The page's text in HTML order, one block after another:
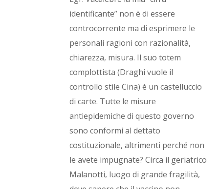
identificante” non è di essere
controcorrente ma di esprimere le
personali ragioni con razionalità,
chiarezza, misura. Il suo totem
complottista (Draghi vuole il
controllo stile Cina) è un castelluccio
di carte. Tutte le misure
antiepidemiche di questo governo
sono conformi al dettato
costituzionale, altrimenti perché non
le avete impugnate? Circa il geriatrico
Malanotti, luogo di grande fragilità,